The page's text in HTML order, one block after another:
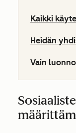
Kaikki
Heidän
Vain